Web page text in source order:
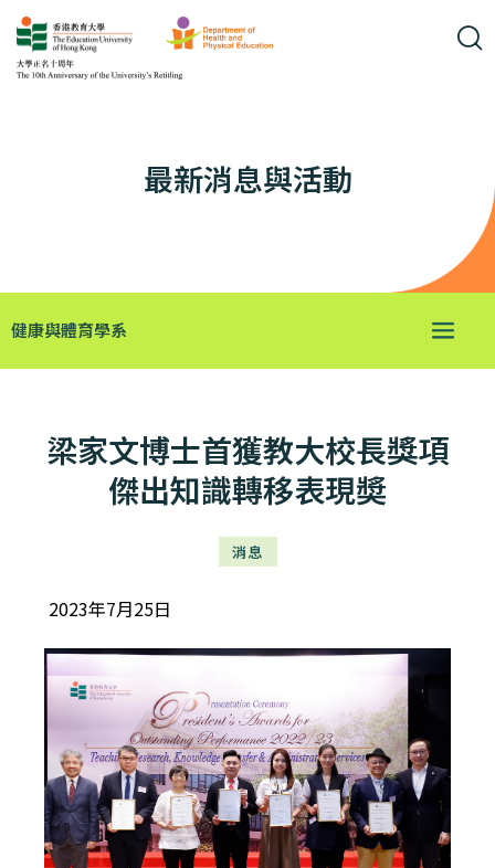
最新消息與活動
健康與體育學系
梁家文博士首獲教大校長獎項
傑出知識轉移表現奬
消息
2023年7月25日